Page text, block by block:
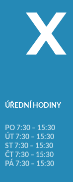
ÚŘEDNÍ HODINY
PO 7:30 – 15:30
ÚT 7:30 – 15:30
ST 7:30 – 15:30
ČT 7:30 – 15:30
PÁ 7:30 – 15:30